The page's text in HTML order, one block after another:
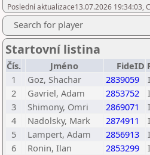
Poslední aktualizace13.07.2026 19:34:03,
Search for player
Startovní listina
Čís. Jméno FideID
1
Goz, Shachar 2839059
2
Gavriel, Adam 2853752
3
Shimony, Omri 2869071
4
Nadolsky, Mark 2874911
5
Lampert, Adam 2856913
6
Ronin, Ilan 2853299